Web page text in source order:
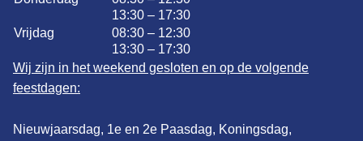
13:30 – 17:30
Vrijdag
08:30 – 12:30
13:30 – 17:30
Wij zijn in het weekend gesloten en op de volgende
feestdagen:
Nieuwjaarsdag, 1e en 2e Paasdag, Koningsdag,